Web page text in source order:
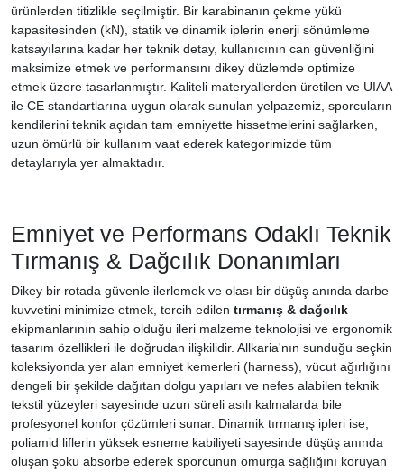
ürünlerden titizlikle seçilmiştir. Bir karabinanın çekme yükü
kapasitesinden (kN), statik ve dinamik iplerin enerji sönümleme
katsayılarına kadar her teknik detay, kullanıcının can güvenliğini
maksimize etmek ve performansını dikey düzlemde optimize
etmek üzere tasarlanmıştır. Kaliteli materyallerden üretilen ve UIAA
ile CE standartlarına uygun olarak sunulan yelpazemiz, sporcuların
kendilerini teknik açıdan tam emniyette hissetmelerini sağlarken,
uzun ömürlü bir kullanım vaat ederek kategorimizde tüm
detaylarıyla yer almaktadır.
Emniyet ve Performans Odaklı Teknik
Tırmanış & Dağcılık Donanımları
Dikey bir rotada güvenle ilerlemek ve olası bir düşüş anında darbe
kuvvetini minimize etmek, tercih edilen tırmanış & dağcılık
ekipmanlarının sahip olduğu ileri malzeme teknolojisi ve ergonomik
tasarım özellikleri ile doğrudan ilişkilidir. Allkaria'nın sunduğu seçkin
koleksiyonda yer alan emniyet kemerleri (harness), vücut ağırlığını
dengeli bir şekilde dağıtan dolgu yapıları ve nefes alabilen teknik
tekstil yüzeyleri sayesinde uzun süreli asılı kalmalarda bile
profesyonel konfor çözümleri sunar. Dinamik tırmanış ipleri ise,
poliamid liflerin yüksek esneme kabiliyeti sayesinde düşüş anında
oluşan şoku absorbe ederek sporcunun omurga sağlığını koruyan